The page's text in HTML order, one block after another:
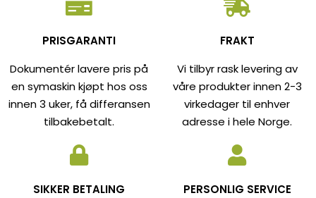
PRISGARANTI
Dokumentér lavere pris på
en symaskin kjøpt hos oss
innen 3 uker, få differansen
tilbakebetalt.
FRAKT
Vi tilbyr rask levering av
våre produkter innen 2-3
virkedager til enhver
adresse i hele Norge.
SIKKER BETALING
PERSONLIG SERVICE